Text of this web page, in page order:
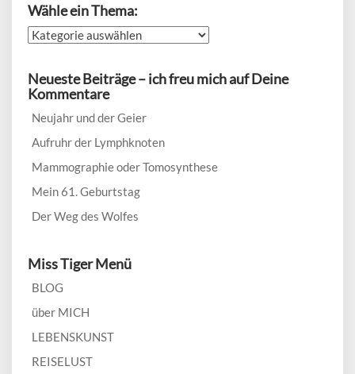
Wähle ein Thema:
Wähle
Neueste Beiträge – ich freu mich auf Deine
Kommentare
Neujahr und der Geier
Aufruhr der Lymphknoten
Mammographie oder Tomosynthese
Mein 61. Geburtstag
Der Weg des Wolfes
Miss Tiger Menü
BLOG
über MICH
LEBENSKUNST
REISELUST